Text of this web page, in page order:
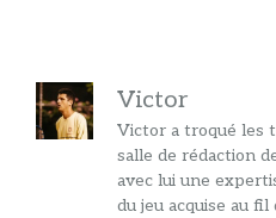
Victor
Victor a troqué les
salle de rédaction
avec lui une
du jeu acquise au